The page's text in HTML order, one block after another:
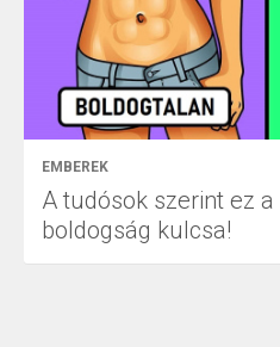
EMBEREK
A tudósok szerint ez
boldogság kulcsa!